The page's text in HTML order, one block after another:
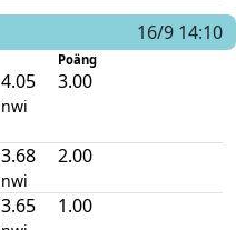
16/9 14:10
Poäng
4.05
nwi
3.00
3.68
nwi
2.00
3.65 1.00